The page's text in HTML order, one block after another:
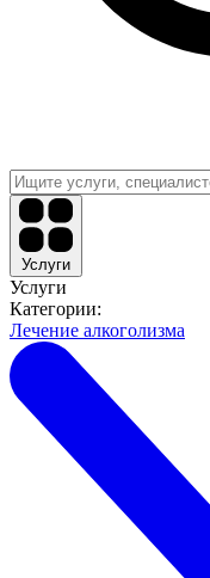
Услуги
Услуги
Категории:
Лечение алкоголизма